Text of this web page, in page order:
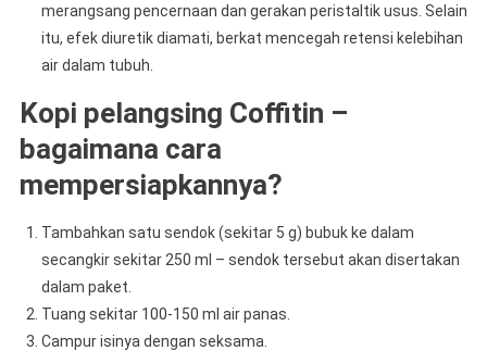
merangsang pencernaan dan gerakan peristaltik usus. Selain
itu, efek diuretik diamati, berkat mencegah retensi kelebihan
air dalam tubuh.
Kopi pelangsing Coffitin –
bagaimana cara
mempersiapkannya?
Tambahkan satu sendok (sekitar 5 g) bubuk ke dalam
secangkir sekitar 250 ml – sendok tersebut akan disertakan
dalam paket.
Tuang sekitar 100-150 ml air panas.
Campur isinya dengan seksama.